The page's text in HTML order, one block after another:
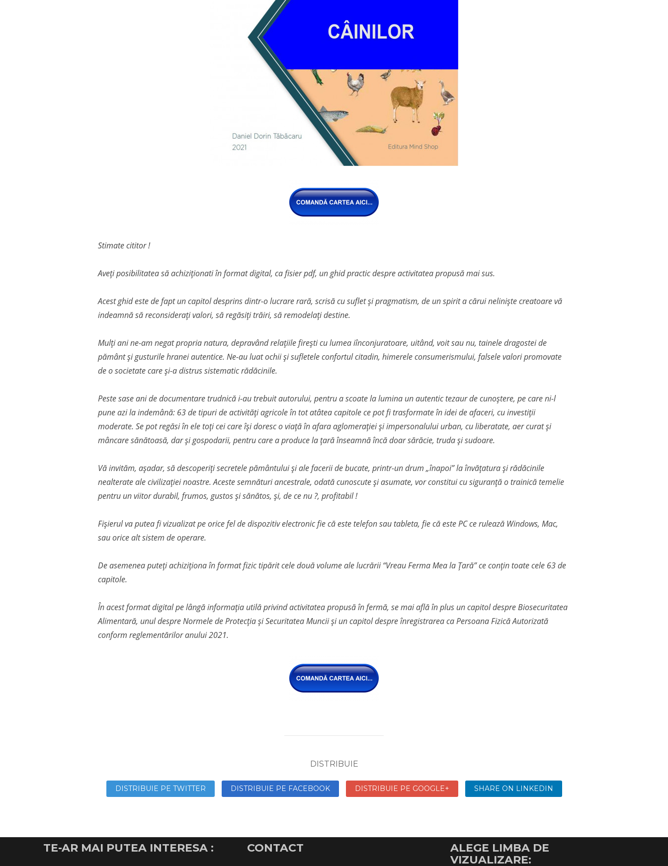
Stimate cititor !
Aveți posibilitatea să achiziționati în format digital, ca fisier pdf, un ghid practic despre activitatea propusă mai sus.
Acest ghid este de fapt un capitol desprins dintr-o lucrare rară, scrisă cu suflet și pragmatism, de un spirit a cărui neliniște creatoare vă
indeamnă să reconsiderați valori, să regăsiți trăiri, să remodelați destine.
Mulți ani ne-am negat propria natura, depravând relațiile firești cu lumea iînconjuratoare, uitând, voit sau nu, tainele dragostei de
pământ și gusturile hranei autentice. Ne-au luat ochii și sufletele confortul citadin, himerele consumerismului, falsele valori promovate
de o societate care și-a distrus sistematic rădăcinile.
Peste sase ani de documentare trudnică i-au trebuit autorului, pentru a scoate la lumina un autentic tezaur de cunoștere, pe care ni-l
pune azi la indemână: 63 de tipuri de activități agricole în tot atâtea capitole ce pot fi trasformate în idei de afaceri, cu investiții
moderate. Se pot regăsi în ele toți cei care își doresc o viață în afara aglomerației și impersonalului urban, cu liberatate, aer curat și
mâncare sănătoasă, dar și gospodarii, pentru care a produce la țară înseamnă încă doar sărăcie, truda și sudoare.
Vă invităm, așadar, să descoperiți secretele pământului și ale facerii de bucate, printr-un drum „înapoi” la învățatura și rădăcinile
nealterate ale civilizației noastre. Aceste semnături ancestrale, odată cunoscute și asumate, vor constitui cu siguranță o trainică temelie
pentru un viitor durabil, frumos, gustos și sănătos, și, de ce nu ?, profitabil !
Fișierul va putea fi vizualizat pe orice fel de dispozitiv electronic fie că este telefon sau tableta, fie că este PC ce rulează Windows, Mac,
sau orice alt sistem de operare.
De asemenea puteți achiziționa în format fizic tipărit cele două volume ale lucrării “Vreau Ferma Mea la Țară” ce conțin toate cele 63 de
capitole.
În acest format digital pe lângă informația utilă privind activitatea propusă în fermă, se mai află în plus un capitol despre Biosecuritatea
Alimentară, unul despre Normele de Protecția și Securitatea Muncii și un capitol despre înregistrarea ca Persoana Fizică Autorizată
conform reglementărilor anului 2021.
DISTRIBUIE
DISTRIBUIE PE TWITTER DISTRIBUIE PE FACEBOOK DISTRIBUIE PE GOOGLE+ SHARE ON LINKEDIN
TE-AR MAI PUTEA INTERESA : CONTACT
ALEGE LIMBA DE
VIZUALIZARE: